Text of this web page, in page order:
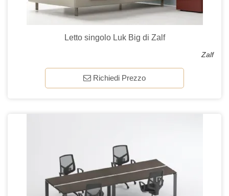
Letto singolo Luk Big di Zalf
Zalf
Richiedi Prezzo